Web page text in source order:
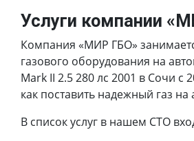
Услуги компании
Компания «МИР ГБО»
газового оборудования на
Mark II 2.5 280 лс 2001 в Сочи с
как поставить надежный газ на
В список услуг в нашем СТО